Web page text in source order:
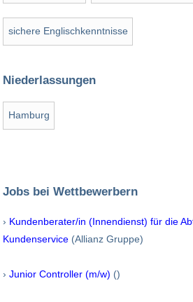
sichere Englischkenntnisse
Niederlassungen
Hamburg
Jobs bei Wettbewerbern
› Kundenberater/in (Innendienst) für die
Kundenservice (Allianz Gruppe)
› Junior Controller (m/w) ()